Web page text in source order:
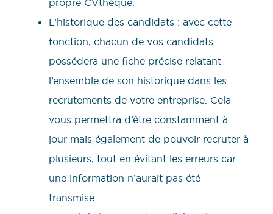
L’historique des candidats : avec cette
fonction, chacun de vos candidats
possédera une fiche précise relatant
l’ensemble de son historique dans les
recrutements de votre entreprise. Cela
vous permettra d’être constamment à
jour mais également de pouvoir recruter à
plusieurs, tout en évitant les erreurs car
une information n’aurait pas été
transmise.